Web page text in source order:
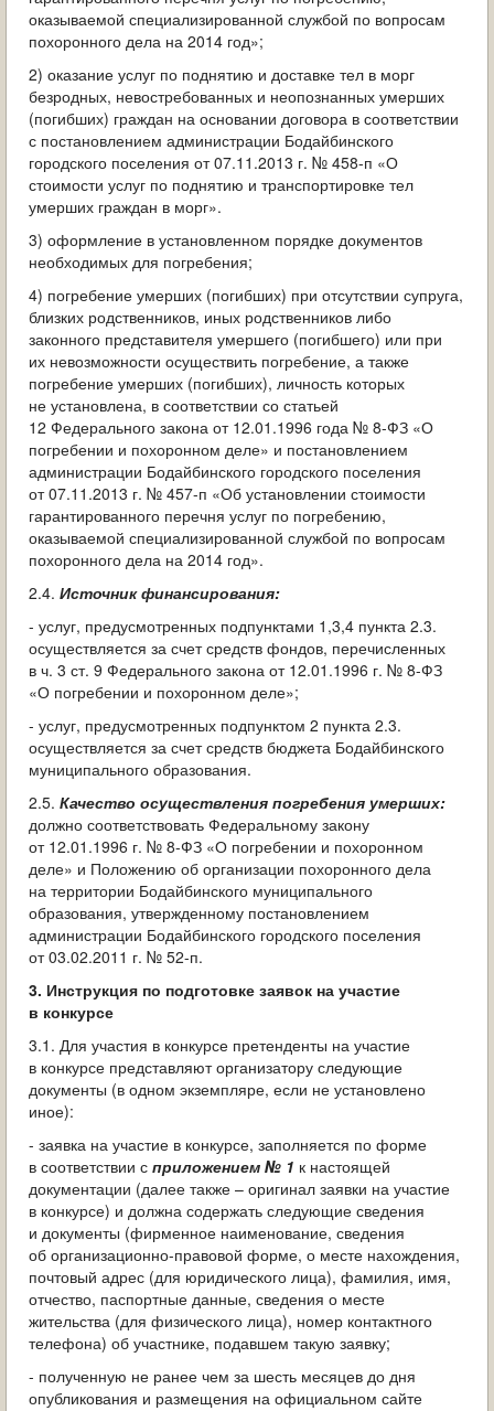
оказываемой специализированной службой по вопросам
похоронного дела на 2014 год»;
2) оказание услуг по поднятию и доставке тел в морг
безродных, невостребованных и неопознанных умерших
(погибших) граждан на основании договора в соответствии
с постановлением администрации Бодайбинского
городского поселения от 07.11.2013 г. № 458-п «О
стоимости услуг по поднятию и транспортировке тел
умерших граждан в морг».
3) оформление в установленном порядке документов
необходимых для погребения;
4) погребение умерших (погибших) при отсутствии супруга,
близких родственников, иных родственников либо
законного представителя умершего (погибшего) или при
их невозможности осуществить погребение, а также
погребение умерших (погибших), личность которых
не установлена, в соответствии со статьей
12 Федерального закона от 12.01.1996 года № 8-ФЗ «О
погребении и похоронном деле» и постановлением
администрации Бодайбинского городского поселения
от 07.11.2013 г. № 457-п «Об установлении стоимости
гарантированного перечня услуг по погребению,
оказываемой специализированной службой по вопросам
похоронного дела на 2014 год».
2.4. Источник финансирования:
- услуг, предусмотренных подпунктами 1,3,4 пункта 2.3.
осуществляется за счет средств фондов, перечисленных
в ч. 3 ст. 9 Федерального закона от 12.01.1996 г. № 8-ФЗ
«О погребении и похоронном деле»;
- услуг, предусмотренных подпунктом 2 пункта 2.3.
осуществляется за счет средств бюджета Бодайбинского
муниципального образования.
2.5. Качество осуществления погребения умерших:
должно соответствовать Федеральному закону
от 12.01.1996 г. № 8-ФЗ «О погребении и похоронном
деле» и Положению об организации похоронного дела
на территории Бодайбинского муниципального
образования, утвержденному постановлением
администрации Бодайбинского городского поселения
от 03.02.2011 г. № 52-п.
3. Инструкция по подготовке заявок на участие
в конкурсе
3.1. Для участия в конкурсе претенденты на участие
в конкурсе представляют организатору следующие
документы (в одном экземпляре, если не установлено
иное):
- заявка на участие в конкурсе, заполняется по форме
в соответствии с приложением № 1 к настоящей
документации (далее также – оригинал заявки на участие
в конкурсе) и должна содержать следующие сведения
и документы (фирменное наименование, сведения
об организационно-правовой форме, о месте нахождения,
почтовый адрес (для юридического лица), фамилия, имя,
отчество, паспортные данные, сведения о месте
жительства (для физического лица), номер контактного
телефона) об участнике, подавшем такую заявку;
- полученную не ранее чем за шесть месяцев до дня
опубликования и размещения на официальном сайте